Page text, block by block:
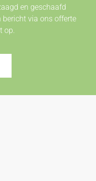
en geschaafd
bericht via ons offerte
op.